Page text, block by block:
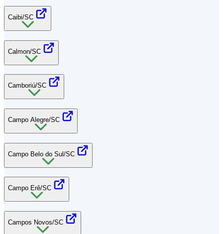
Caibi/SC
Calmon/SC
Camboriú/SC
Campo Alegre/SC
Campo Belo do Sul/SC
Campo Erê/SC
Campos Novos/SC